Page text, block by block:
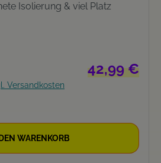
Isolierung & viel Platz
Regulärer
42,99 €
Versandkosten
WARENKORB